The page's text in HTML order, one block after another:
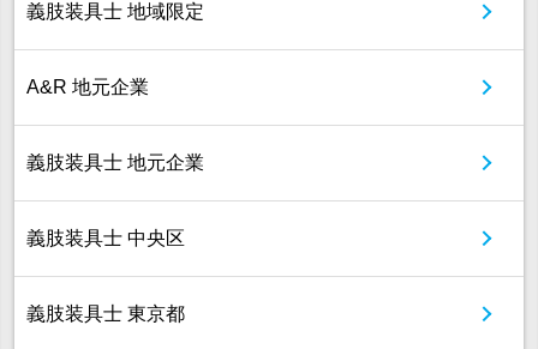
義肢装具士 地域限定
A&R 地元企業
義肢装具士 地元企業
義肢装具士 中央区
義肢装具士 東京都